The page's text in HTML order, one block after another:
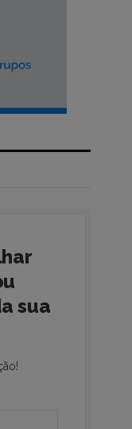
sua